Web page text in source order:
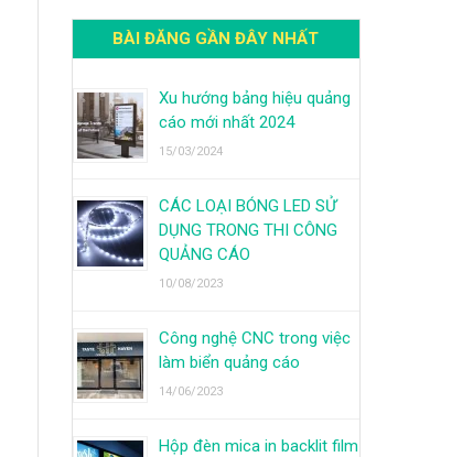
BÀI ĐĂNG GẦN ĐÂY NHẤT
Xu hướng bảng hiệu quảng
cáo mới nhất 2024
15/03/2024
CÁC LOẠI BÓNG LED SỬ
DỤNG TRONG THI CÔNG
QUẢNG CÁO
10/08/2023
Công nghệ CNC trong việc
làm biển quảng cáo
14/06/2023
Hộp đèn mica in backlit film